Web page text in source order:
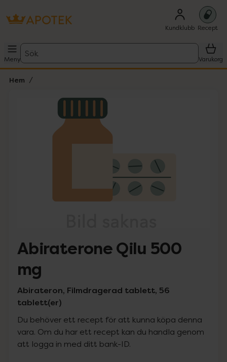
Kundklubb Recept
Meny
Sök
Varukorg
Hem
Lista: . Innehåller 1 objekt.
Abiraterone Qilu 500
mg
Abirateron, Filmdragerad tablett, 56
tablett(er)
Du behöver ett recept för att kunna köpa denna
vara. Om du har ett recept kan du handla genom
att logga in med ditt bank-ID.